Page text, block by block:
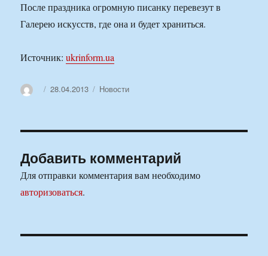
После праздника огромную писанку перевезут в
Галерею искусств, где она и будет храниться.
Источник:ukrinform.ua
АвторОпубликовано
28.04.2013 Рубрики
Новости
Добавить комментарий
Для отправки комментария вам необходимо
авторизоваться.